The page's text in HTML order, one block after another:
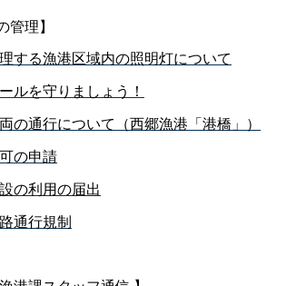
管理】
する漁港区域内の照明灯について
ルを守りましょう！
の通行について（西郷漁港「港橋」）
の申請
の利用の届出
通行規制